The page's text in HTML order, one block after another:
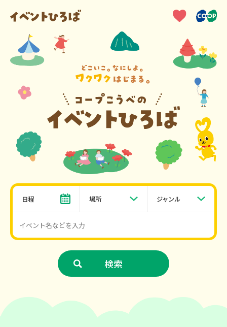
日程 場所 ジャンル